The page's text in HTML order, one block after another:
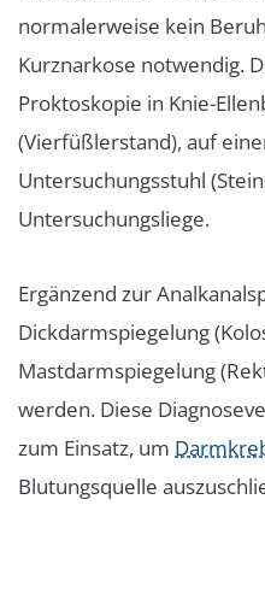
normalerweise kein
Kurznarkose notwendig.
Proktoskopie in Knie-
(Vierfüßlerstand), auf
Untersuchungsstuhl
Untersuchungsliege.
Ergänzend zur
Dickdarmspiegelung
Mastdarmspiegelung
werden. Diese
zum Einsatz, um
Blutungsquelle